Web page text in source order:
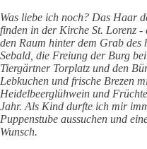
Was liebe ich noch? Das Haar
finden in der Kirche St. Lorenz -
den Raum hinter dem Grab des
Sebald, die Freiung der Burg
Tiergärtner Torplatz und den
Lebkuchen und frische Brezen
Heidelbeerglühwein und
Jahr. Als Kind durfte ich mir
Puppenstube aussuchen und
Wunsch.